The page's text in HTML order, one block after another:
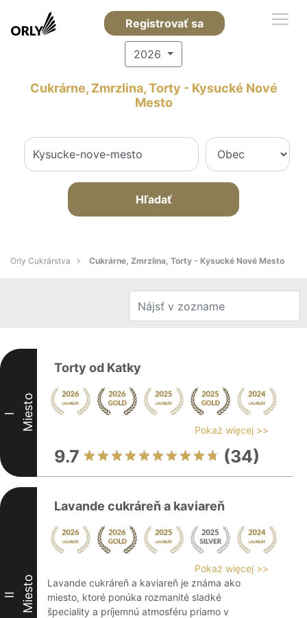
Registrovať sa
2026
Cukrárne, Zmrzlina, Torty - Kysucké Nové
Mesto
Hľadať
Orly Cukrárstva Cukrárne, Zmrzlina, Torty - Kysucké Nové Mesto
I Miesto
Torty od Katky
Pokaż więcej >>
9.7 (34)
II Miesto
Lavande cukráreň a kaviareň
Pokaż więcej >>
Lavande cukráreň a kaviareň je známa ako
miesto, ktoré ponúka rozmanité sladké
špeciality a príjemnú atmosféru priamo v